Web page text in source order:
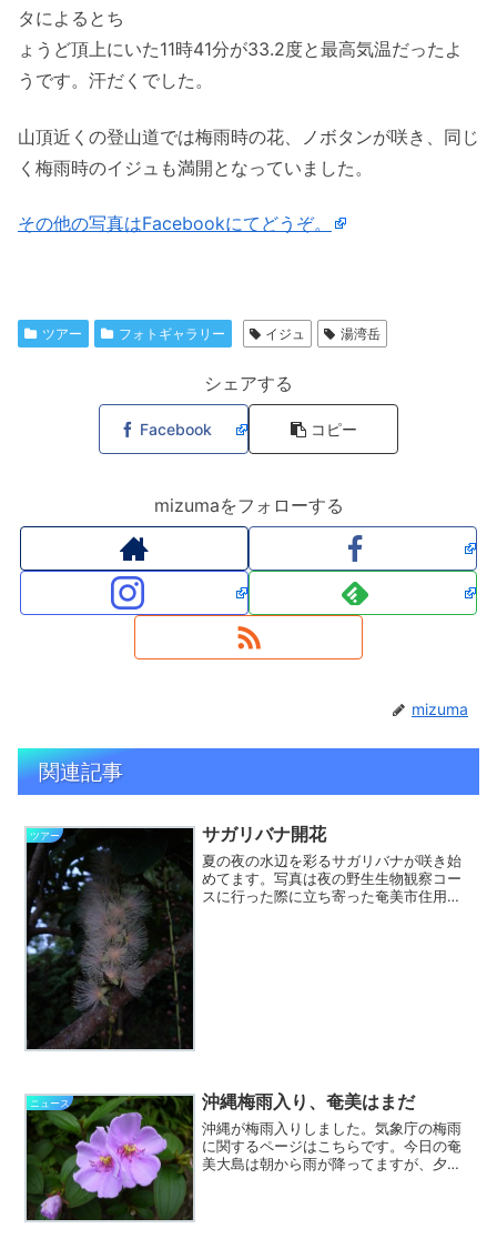
タによるとち
ょうど頂上にいた11時41分が33.2度と最高気温だったよ
うです。汗だくでした。
山頂近くの登山道では梅雨時の花、ノボタンが咲き、同じ
く梅雨時のイジュも満開となっていました。
その他の写真はFacebookにてどうぞ。
ツアー フォトギャラリー イジュ 湯湾岳
シェアする
Facebook コピー
mizumaをフォローする
mizuma
関連記事
ツアー サガリバナ開花
夏の夜の水辺を彩るサガリバナが咲き始
めてます。写真は夜の野生生物観察コー
スに行った際に立ち寄った奄美市住用町
ニュース 沖縄梅雨入り、奄美はまだ
沖縄が梅雨入りしました。気象庁の梅雨
に関するページはこちらです。今日の奄
美大島は朝から雨が降ってますが、夕方